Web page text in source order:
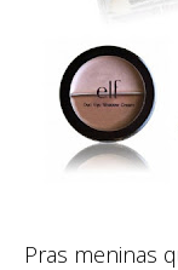
Pras meninas